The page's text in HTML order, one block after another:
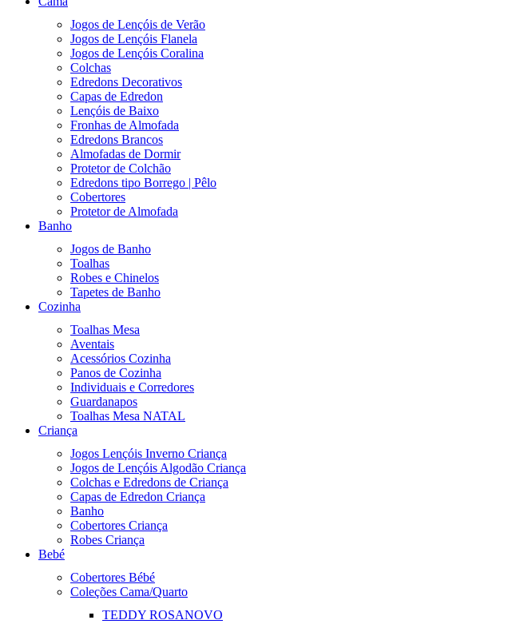
Jogos de Lençóis de Verão
Jogos de Lençóis Flanela
Jogos de Lençóis Coralina
Colchas
Edredons Decorativos
Capas de Edredon
Lençóis de Baixo
Fronhas de Almofada
Edredons Brancos
Almofadas de Dormir
Protetor de Colchão
Edredons tipo Borrego | Pêlo
Cobertores
Protetor de Almofada
Banho
Jogos de Banho
Toalhas
Robes e Chinelos
Tapetes de Banho
Cozinha
Toalhas Mesa
Aventais
Acessórios Cozinha
Panos de Cozinha
Individuais e Corredores
Guardanapos
Toalhas Mesa NATAL
Criança
Jogos Lençóis Inverno Criança
Jogos de Lençóis Algodão Criança
Colchas e Edredons de Criança
Capas de Edredon Criança
Banho
Cobertores Criança
Robes Criança
Bebé
Cobertores Bébé
Coleções Cama/Quarto
TEDDY ROSANOVO